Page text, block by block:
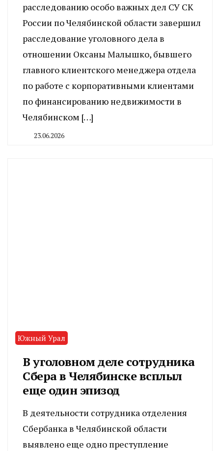
расследованию особо важных дел СУ СК
России по Челябинской области завершил
расследование уголовного дела в
отношении Оксаны Малышко, бывшего
главного клиентского менеджера отдела
по работе с корпоративными клиентами
по финансированию недвижимости в
Челябинском […]
23.06.2026
Южный Урал
В уголовном деле сотрудника
Сбера в Челябинске всплыл
еще один эпизод
В деятельности сотрудника отделения
Сбербанка в Челябинской области
выявлено еще одно преступление